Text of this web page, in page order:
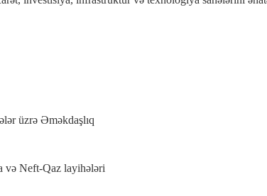
üzrə Əməkdaşlıq
və Neft‑Qaz layihələri